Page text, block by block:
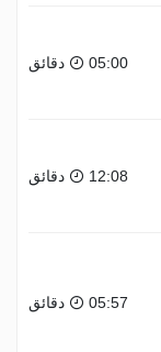
05:00 دقائق
12:08 دقائق
05:57 دقائق